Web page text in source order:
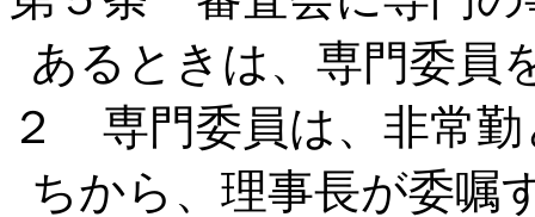
あるときは、専門委員
２ 専門委員は、非常
ちから、理事長が委嘱